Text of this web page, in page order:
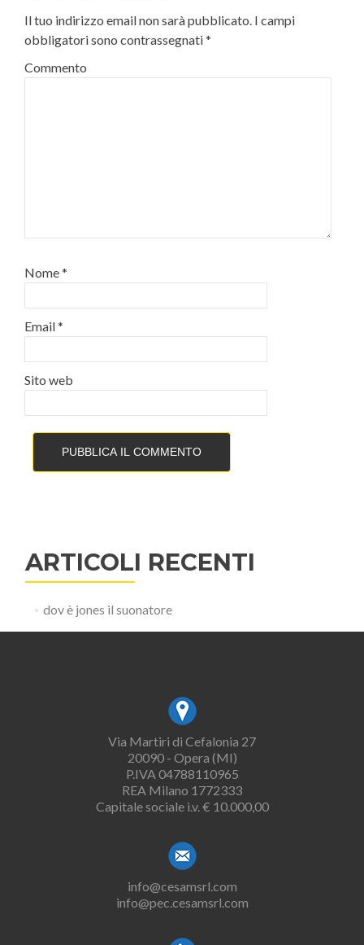
Il tuo indirizzo email non sarà pubblicato. I campi
obbligatori sono contrassegnati*
Commento
Nome*
Email*
Sito web
ARTICOLI RECENTI
dov è jones il suonatore
Via Martiri di Cefalonia 27
20090 - Opera (MI)
P.IVA 04788110965
REA Milano 1772333
Capitale sociale i.v. € 10.000,00
info@cesamsrl.com
info@pec.cesamsrl.com